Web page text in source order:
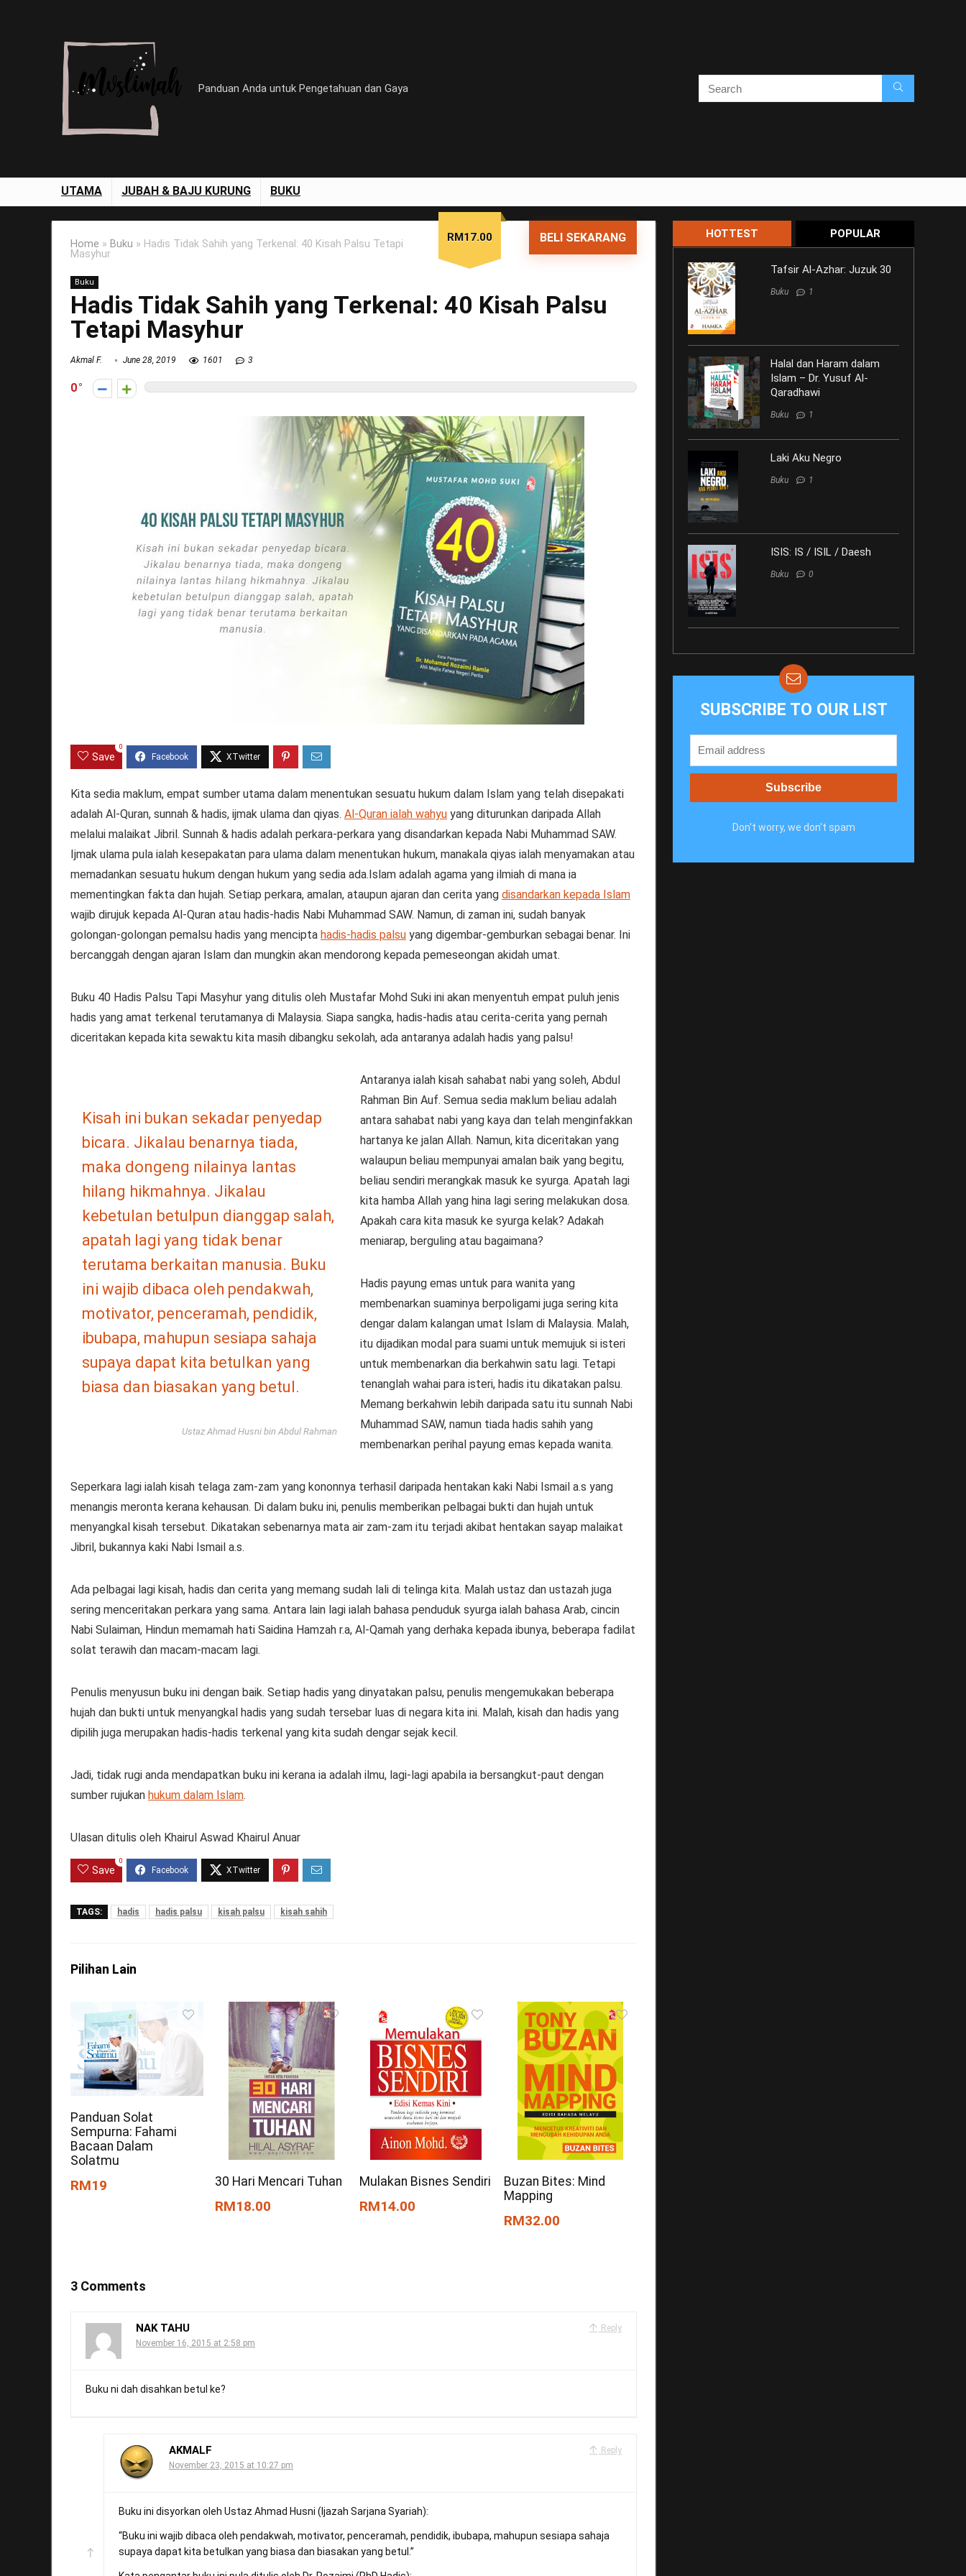
Panduan Anda untuk Pengetahuan dan Gaya
UTAMA JUBAH & BAJU KURUNG BUKU
RM17.00 BELI SEKARANG
Home » Buku » Hadis Tidak Sahih yang Terkenal: 40 Kisah Palsu Tetapi
Masyhur
Buku
Hadis Tidak Sahih yang Terkenal: 40 Kisah Palsu
Tetapi Masyhur
Akmal F. June 28, 2019 1601 3
0
Save
0
Kita sedia maklum, empat sumber utama dalam menentukan sesuatu hukum dalam Islam yang telah disepakati
adalah Al-Quran, sunnah & hadis, ijmak ulama dan qiyas. Al-Quran ialah wahyu yang diturunkan daripada Allah
melalui malaikat Jibril. Sunnah & hadis adalah perkara-perkara yang disandarkan kepada Nabi Muhammad SAW.
Ijmak ulama pula ialah kesepakatan para ulama dalam menentukan hukum, manakala qiyas ialah menyamakan atau
memadankan sesuatu hukum dengan hukum yang sedia ada.Islam adalah agama yang ilmiah di mana ia
mementingkan fakta dan hujah. Setiap perkara, amalan, ataupun ajaran dan cerita yang disandarkan kepada Islam
wajib dirujuk kepada Al-Quran atau hadis-hadis Nabi Muhammad SAW. Namun, di zaman ini, sudah banyak
golongan-golongan pemalsu hadis yang mencipta hadis-hadis palsu yang digembar-gemburkan sebagai benar. Ini
bercanggah dengan ajaran Islam dan mungkin akan mendorong kepada pemeseongan akidah umat.
Buku 40 Hadis Palsu Tapi Masyhur yang ditulis oleh Mustafar Mohd Suki ini akan menyentuh empat puluh jenis
hadis yang amat terkenal terutamanya di Malaysia. Siapa sangka, hadis-hadis atau cerita-cerita yang pernah
diceritakan kepada kita sewaktu kita masih dibangku sekolah, ada antaranya adalah hadis yang palsu!
Kisah ini bukan sekadar penyedap
bicara. Jikalau benarnya tiada,
maka dongeng nilainya lantas
hilang hikmahnya. Jikalau
kebetulan betulpun dianggap salah,
apatah lagi yang tidak benar
terutama berkaitan manusia. Buku
ini wajib dibaca oleh pendakwah,
motivator, penceramah, pendidik,
ibubapa, mahupun sesiapa sahaja
supaya dapat kita betulkan yang
biasa dan biasakan yang betul.
Ustaz Ahmad Husni bin Abdul Rahman
Antaranya ialah kisah sahabat nabi yang soleh, Abdul
Rahman Bin Auf. Semua sedia maklum beliau adalah
antara sahabat nabi yang kaya dan telah menginfakkan
hartanya ke jalan Allah. Namun, kita diceritakan yang
walaupun beliau mempunyai amalan baik yang begitu,
beliau sendiri merangkak masuk ke syurga. Apatah lagi
kita hamba Allah yang hina lagi sering melakukan dosa.
Apakah cara kita masuk ke syurga kelak? Adakah
meniarap, berguling atau bagaimana?
Hadis payung emas untuk para wanita yang
membenarkan suaminya berpoligami juga sering kita
dengar dalam kalangan umat Islam di Malaysia. Malah,
itu dijadikan modal para suami untuk memujuk si isteri
untuk membenarkan dia berkahwin satu lagi. Tetapi
tenanglah wahai para isteri, hadis itu dikatakan palsu.
Memang berkahwin lebih daripada satu itu sunnah Nabi
Muhammad SAW, namun tiada hadis sahih yang
membenarkan perihal payung emas kepada wanita.
Seperkara lagi ialah kisah telaga zam-zam yang kononnya terhasil daripada hentakan kaki Nabi Ismail a.s yang
menangis meronta kerana kehausan. Di dalam buku ini, penulis memberikan pelbagai bukti dan hujah untuk
menyangkal kisah tersebut. Dikatakan sebenarnya mata air zam-zam itu terjadi akibat hentakan sayap malaikat
Jibril, bukannya kaki Nabi Ismail a.s.
Ada pelbagai lagi kisah, hadis dan cerita yang memang sudah lali di telinga kita. Malah ustaz dan ustazah juga
sering menceritakan perkara yang sama. Antara lain lagi ialah bahasa penduduk syurga ialah bahasa Arab, cincin
Nabi Sulaiman, Hindun memamah hati Saidina Hamzah r.a, Al-Qamah yang derhaka kepada ibunya, beberapa fadilat
solat terawih dan macam-macam lagi.
Penulis menyusun buku ini dengan baik. Setiap hadis yang dinyatakan palsu, penulis mengemukakan beberapa
hujah dan bukti untuk menyangkal hadis yang sudah tersebar luas di negara kita ini. Malah, kisah dan hadis yang
dipilih juga merupakan hadis-hadis terkenal yang kita sudah dengar sejak kecil.
Jadi, tidak rugi anda mendapatkan buku ini kerana ia adalah ilmu, lagi-lagi apabila ia bersangkut-paut dengan
sumber rujukan hukum dalam Islam.
Ulasan ditulis oleh Khairul Aswad Khairul Anuar
Save
0
TAGS: hadis hadis palsu kisah palsu kisah sahih
Pilihan Lain
Panduan Solat
Sempurna: Fahami
Bacaan Dalam
Solatmu
RM19 30 Hari Mencari Tuhan
RM18.00
Mulakan Bisnes Sendiri
RM14.00
Buzan Bites: Mind
Mapping
RM32.00
3 Comments
Reply
NAK TAHU
November 16, 2015 at 2:58 pm
Buku ni dah disahkan betul ke?
Reply
AKMALF
November 23, 2015 at 10:27 pm
Buku ini disyorkan oleh Ustaz Ahmad Husni (Ijazah Sarjana Syariah):
“Buku ini wajib dibaca oleh pendakwah, motivator, penceramah, pendidik, ibubapa, mahupun sesiapa sahaja
supaya dapat kita betulkan yang biasa dan biasakan yang betul.”
HOTTEST POPULAR
Tafsir Al-Azhar: Juzuk 30
Buku 1
Halal dan Haram dalam
Islam – Dr. Yusuf Al-
Qaradhawi
Buku 1
Laki Aku Negro
Buku 1
ISIS: IS / ISIL / Daesh
Buku 0
SUBSCRIBE TO OUR LIST
Don't worry, we don't spam